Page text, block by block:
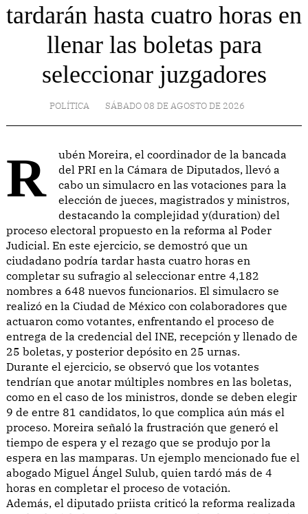
tardarán hasta cuatro horas en
llenar las boletas para
seleccionar juzgadores
POLÍTICA SÁBADO 08 DE AGOSTO DE 2026
Rubén Moreira, el coordinador de la bancada
del PRI en la Cámara de Diputados, llevó a
cabo un simulacro en las votaciones para la
elección de jueces, magistrados y ministros,
destacando la complejidad y(duration) del
proceso electoral propuesto en la reforma al Poder
Judicial. En este ejercicio, se demostró que un
ciudadano podría tardar hasta cuatro horas en
completar su sufragio al seleccionar entre 4,182
nombres a 648 nuevos funcionarios. El simulacro se
realizó en la Ciudad de México con colaboradores que
actuaron como votantes, enfrentando el proceso de
entrega de la credencial del INE, recepción y llenado de
25 boletas, y posterior depósito en 25 urnas.
Durante el ejercicio, se observó que los votantes
tendrían que anotar múltiples nombres en las boletas,
como en el caso de los ministros, donde se deben elegir
9 de entre 81 candidatos, lo que complica aún más el
proceso. Moreira señaló la frustración que generó el
tiempo de espera y el rezago que se produjo por la
espera en las mamparas. Un ejemplo mencionado fue el
abogado Miguel Ángel Sulub, quien tardó más de 4
horas en completar el proceso de votación.
Además, el diputado priista criticó la reforma realizada